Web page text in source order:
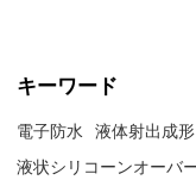
キーワード
電子防水 液体射出成形
液状シリコーンオーバ